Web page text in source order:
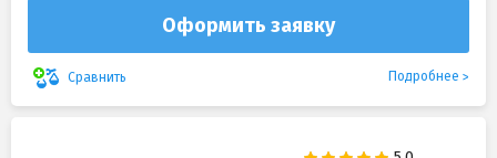
Оформить заявку
Сравнить Подробнее